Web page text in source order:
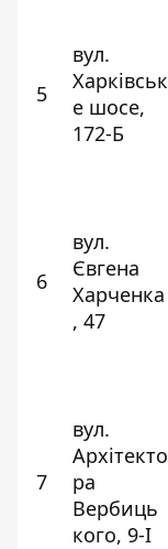
5
вул.
Харківськ
е шосе,
172-Б
6
вул.
Євгена
Харченка
, 47
7
вул.
Архітекто
ра
Вербиць
кого, 9-І